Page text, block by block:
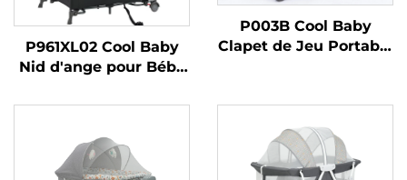
P961XL02 Cool Baby
Nid d'ange pour Bébé
avec Table à Langer
P003B Cool Baby
Clapet de Jeu Portable
Amovible